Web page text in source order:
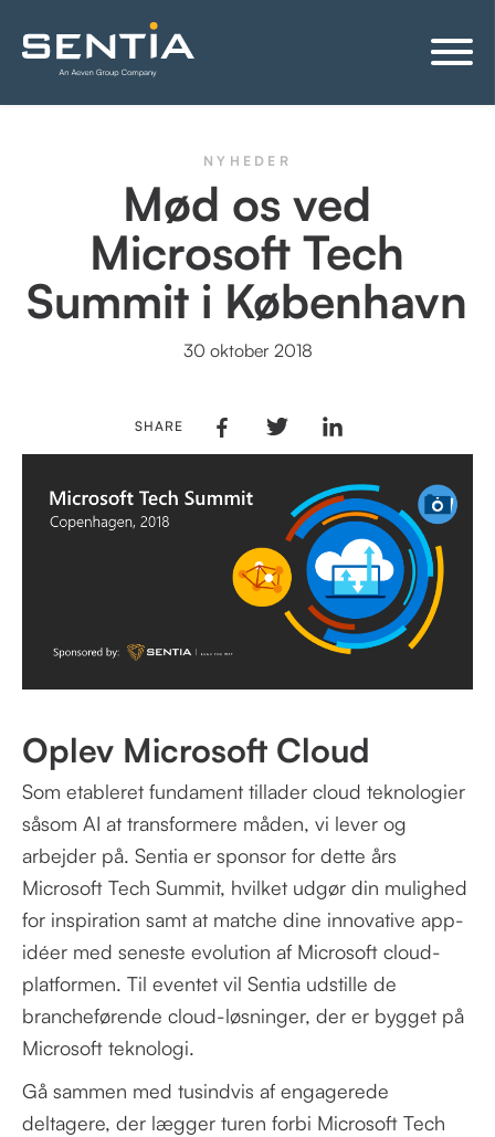
NYHEDER
Mød os ved
Microsoft Tech
Summit i København
30 oktober 2018
SHARE
Oplev Microsoft Cloud
Som etableret fundament tillader cloud teknologier
såsom AI at transformere måden, vi lever og
arbejder på. Sentia er sponsor for dette års
Microsoft Tech Summit, hvilket udgør din mulighed
for inspiration samt at matche dine innovative app-
idéer med seneste evolution af Microsoft cloud-
platformen. Til eventet vil Sentia udstille de
brancheførende cloud-løsninger, der er bygget på
Microsoft teknologi.
Gå sammen med tusindvis af engagerede
deltagere, der lægger turen forbi Microsoft Tech